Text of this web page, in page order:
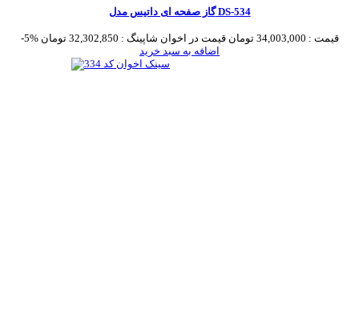
گاز صفحه ای داتیس مدل DS-534
-5% قیمت : 34,003,000 تومان قیمت در اخوان شاپینگ : 32,302,850 تومان
اضافه به سبد خرید